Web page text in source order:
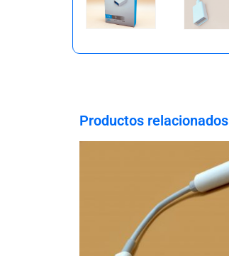
Productos relacionados